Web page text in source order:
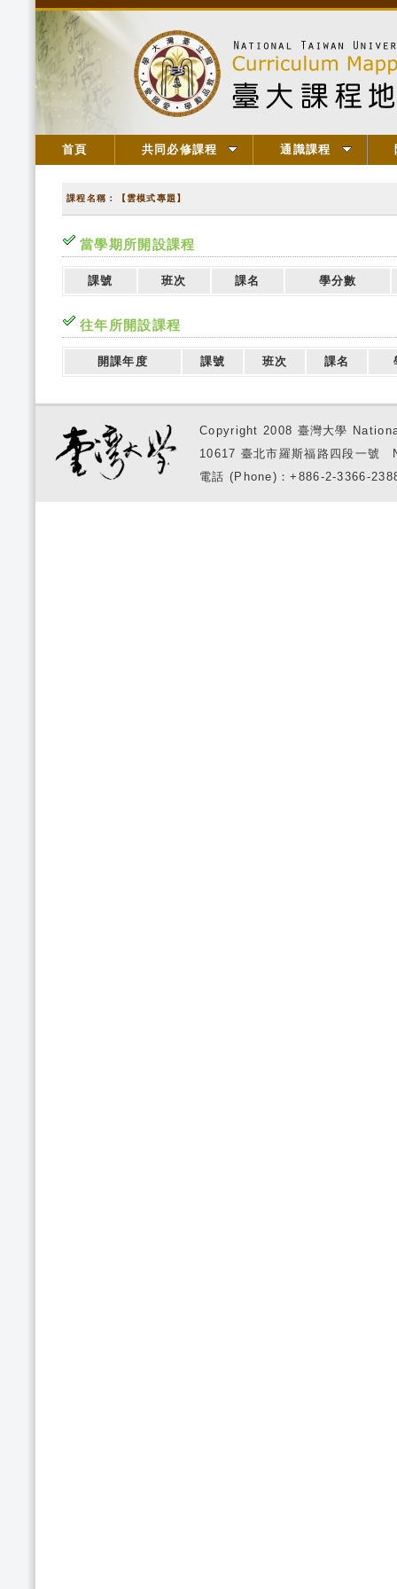
首頁 共同必修課程 通識課程
課程名稱：【雲模式專題】
當學期所開設課程
課號 班次 課名 學分數
往年所開設課程
開課年度 課號 班次 課名
Copyright 2008 臺灣大學
10617 臺北市羅斯福路四段一
電話 (Phone)：+886-2-3366-